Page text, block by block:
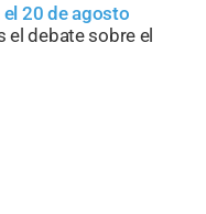
20 de agosto
el debate sobre el